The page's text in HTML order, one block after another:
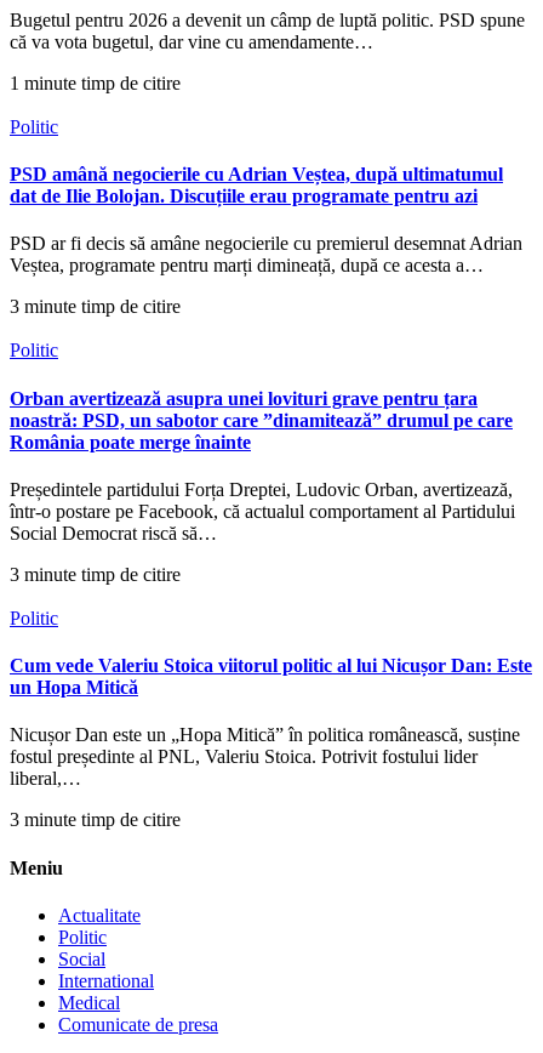
Bugetul pentru 2026 a devenit un câmp de luptă politic. PSD spune
că va vota bugetul, dar vine cu amendamente…
1 minute timp de citire
Politic
PSD amână negocierile cu Adrian Veștea, după ultimatumul
dat de Ilie Bolojan. Discuțiile erau programate pentru azi
PSD ar fi decis să amâne negocierile cu premierul desemnat Adrian
Veștea, programate pentru marți dimineață, după ce acesta a…
3 minute timp de citire
Politic
Orban avertizează asupra unei lovituri grave pentru țara
noastră: PSD, un sabotor care ”dinamitează” drumul pe care
România poate merge înainte
Președintele partidului Forța Dreptei, Ludovic Orban, avertizează,
într-o postare pe Facebook, că actualul comportament al Partidului
Social Democrat riscă să…
3 minute timp de citire
Politic
Cum vede Valeriu Stoica viitorul politic al lui Nicușor Dan: Este
un Hopa Mitică
Nicușor Dan este un „Hopa Mitică” în politica românească, susține
fostul președinte al PNL, Valeriu Stoica. Potrivit fostului lider
liberal,…
3 minute timp de citire
Meniu
Actualitate
Politic
Social
International
Medical
Comunicate de presa